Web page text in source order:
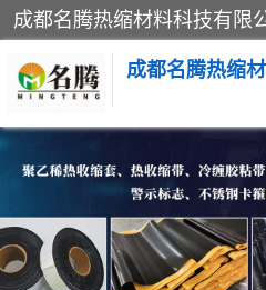
成都名腾热缩
热收缩套（闭口套）
热收缩缠绕带